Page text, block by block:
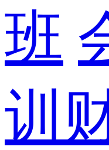
班
训